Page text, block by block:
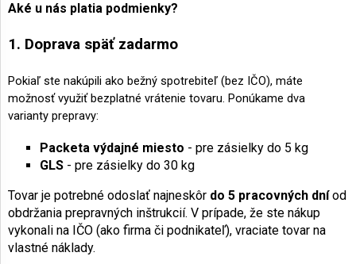
Aké u nás platia podmienky?
1. Doprava späť zadarmo
Pokiaľ ste nakúpili ako bežný spotrebiteľ (bez IČO), máte
možnosť využiť bezplatné vrátenie tovaru. Ponúkame dva
varianty prepravy:
Packeta výdajné miesto - pre zásielky do 5 kg
GLS - pre zásielky do 30 kg
Tovar je potrebné odoslať najneskôr do 5 pracovných dníod
obdržania prepravných inštrukcií. V prípade, že ste nákup
vykonali na IČO (ako firma či podnikateľ), vraciate tovar na
vlastné náklady.